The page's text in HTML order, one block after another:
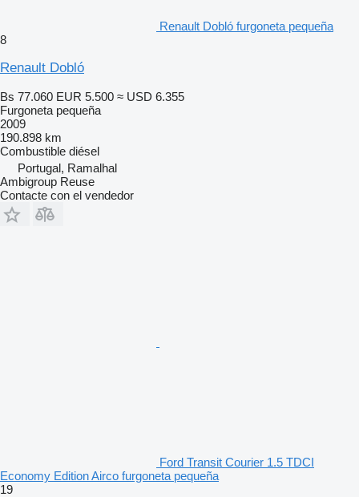
Renault Dobló furgoneta pequeña
8
Renault Dobló
Bs 77.060 EUR 5.500 ≈ USD 6.355
Furgoneta pequeña
2009
190.898 km
Combustible diésel
Portugal, Ramalhal
Ambigroup Reuse
Contacte con el vendedor
Ford Transit Courier 1.5 TDCI
Economy Edition Airco furgoneta pequeña
19